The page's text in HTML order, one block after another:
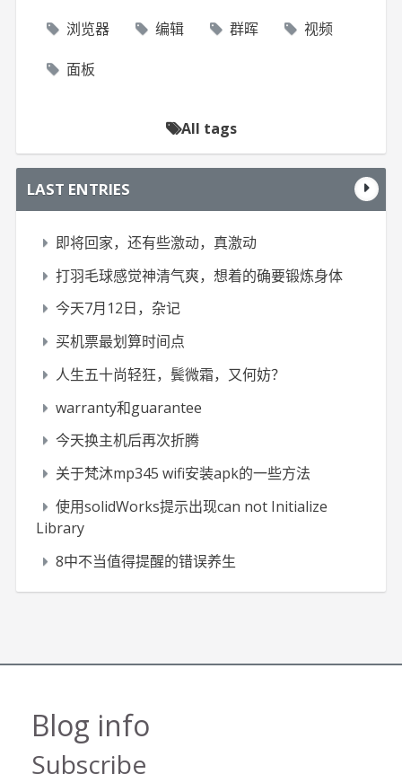
浏览器 编辑 群晖 视频
面板
All tags
LAST ENTRIES
即将回家，还有些激动，真激动
打羽毛球感觉神清气爽，想着的确要锻炼身体
今天7月12日，杂记
买机票最划算时间点
人生五十尚轻狂，鬓微霜，又何妨？
warranty和guarantee
今天换主机后再次折腾
关于梵沐mp345 wifi安装apk的一些方法
使用solidWorks提示出现can not Initialize
Library
8中不当值得提醒的错误养生
Blog info
Subscribe